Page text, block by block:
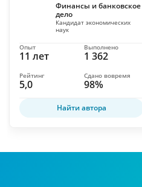
Финансы и банковское
дело
Кандидат экономических
наук
11 лет
Опыт
1 362
Выполнено
5,0
Рейтинг
98%
Сдано вовремя
Найти автора